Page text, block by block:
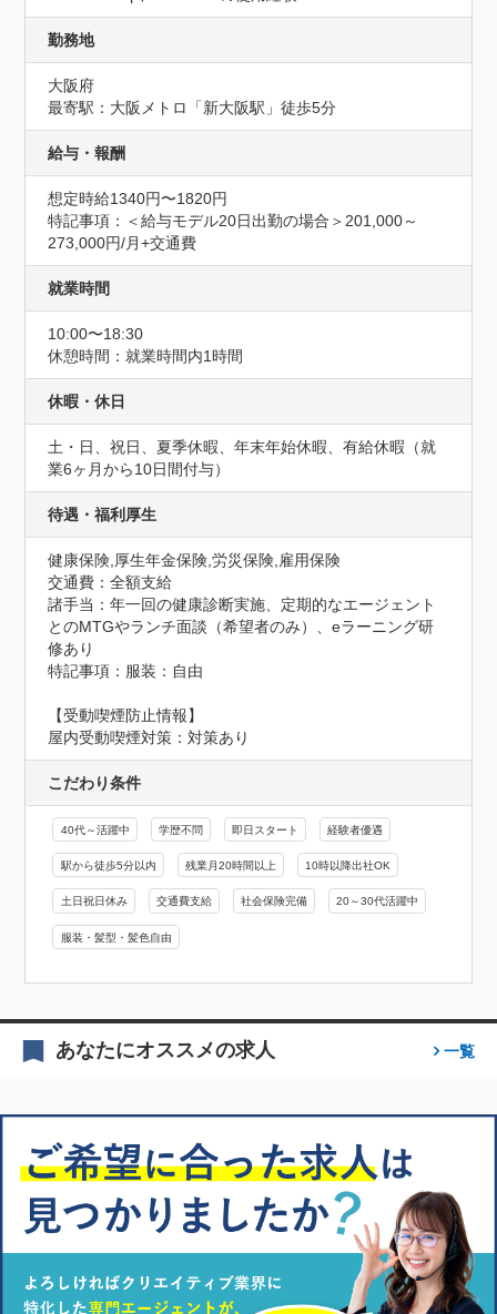
勤務地
大阪府
最寄駅：大阪メトロ「新大阪駅」徒歩5分
給与・報酬
想定時給1340円〜1820円
特記事項：＜給与モデル20日出勤の場合＞201,000～
273,000円/月+交通費
就業時間
10:00〜18:30
休憩時間：就業時間内1時間
休暇・休日
土・日、祝日、夏季休暇、年末年始休暇、有給休暇（就
業6ヶ月から10日間付与）
待遇・福利厚生
健康保険,厚生年金保険,労災保険,雇用保険
交通費：全額支給
諸手当：年一回の健康診断実施、定期的なエージェント
とのMTGやランチ面談（希望者のみ）、eラーニング研
修あり
特記事項：服装：自由
【受動喫煙防止情報】
屋内受動喫煙対策：対策あり
こだわり条件
40代～活躍中 学歴不問 即日スタート 経験者優遇
駅から徒歩5分以内 残業月20時間以上 10時以降出社OK
土日祝日休み 交通費支給 社会保険完備 20～30代活躍中
服装・髪型・髪色自由
あなたにオススメの求人 一覧